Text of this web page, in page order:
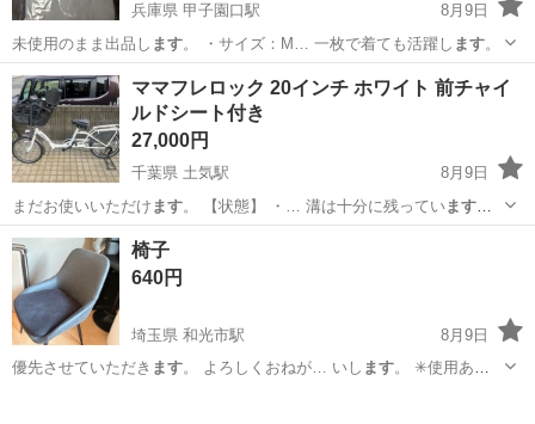
兵庫県 甲子園口駅
8月9日
未使用のまま出品し ます 。 ・サイズ：M… 一枚で着ても活躍し ます。
兵庫 西宮市 Tシャツ
ママフレロック 20インチ ホワイト 前チャイ
ルドシート付き
27,000円
千葉県 土気駅
8月9日
まだお使いいただけ ます 。 【状態】 ・… 溝は十分に残っています。
・オートLED… に補充をおすすめします。 ・パンク歴はな… 小キズ
や汚れはありますので、写真でご確認… 登録をお願いいたし
きる限り清… た状...
千葉 千葉市 土気駅
椅子
640円
埼玉県 和光市駅
8月9日
優先させていただき ます。 よろしくおねが… いし ます。 ✳︎使用あ